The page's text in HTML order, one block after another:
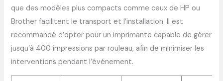
que des modèles plus compacts comme ceux de HP ou
Brother facilitent le transport et l’installation. Il est
recommandé d’opter pour un imprimante capable de gérer
jusqu’à 400 impressions par rouleau, afin de minimiser les
interventions pendant l’événement.